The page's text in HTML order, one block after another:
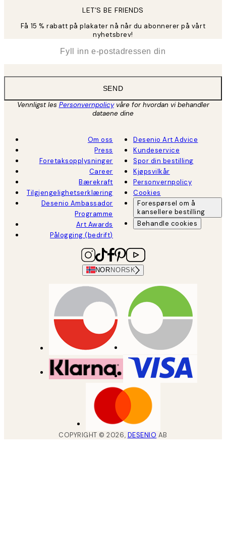
LET’S BE FRIENDS
Få 15 % rabatt på plakater nå når du abonnerer på vårt
nyhetsbrev!
SEND
Vennligst les Personvernpolicyvåre for hvordan vi behandler
dataene dine
Om oss
Press
Foretaksopplysninger
Career
Bærekraft
Tilgjengelighetserklæring
Desenio Ambassador
Programme
Art Awards
Pålogging (bedrift)
Desenio Art Advice
Kundeservice
Spor din bestilling
Kjøpsvilkår
Personvernpolicy
Cookies
Forespørsel om å
kansellere bestilling
Behandle cookies
NOR NORSK
COPYRIGHT ©2026, DESENIO AB